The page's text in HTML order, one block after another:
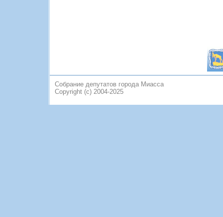
Собрание депутатов города Миасса
Copyright (c) 2004-2025